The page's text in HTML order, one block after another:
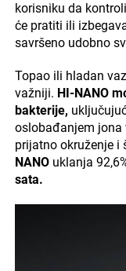
korisniku da
će pratiti ili
savršeno udobno
Topao ili hladan
važniji. HI-NANO
bakterije,
oslobađanjem jona
prijatno okruženje i
NANOuklanja
sata.